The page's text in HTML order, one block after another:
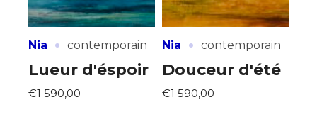
Nia · contemporain
Lueur d'éspoir
€1 590,00
Nia · contemporain
Douceur d'été
€1 590,00